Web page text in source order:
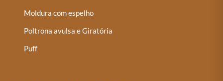
Moldura com espelho
Poltrona avulsa e Giratória
Puff